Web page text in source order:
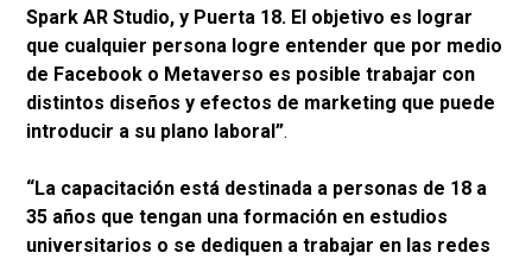
Spark AR Studio, y Puerta 18. El objetivo es lograr
que cualquier persona logre entender que por medio
de Facebook o Metaverso es posible trabajar con
distintos diseños y efectos de marketing que puede
introducir a su plano laboral”.
“La capacitación está destinada a personas de 18 a
35 años que tengan una formación en estudios
universitarios o se dediquen a trabajar en las redes